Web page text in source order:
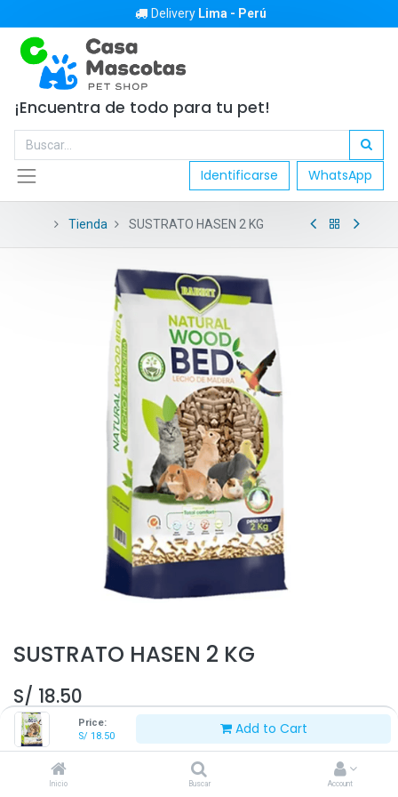
Price:
S/ 18.50 Add to Cart
Inicio Buscar Account
Delivery Lima - Perú
¡Encuentra de todo para tu pet!
Identificarse WhatsApp
Tienda SUSTRATO HASEN 2 KG
SUSTRATO HASEN 2 KG
S/ 18.50